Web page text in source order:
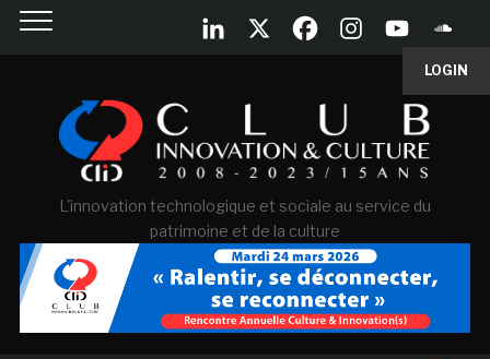
LOGIN
L'innovation technologique et sociale au service du
patrimoine et de la culture